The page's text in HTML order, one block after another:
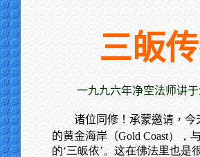
三皈
一九九六年净空法师讲
诸位同修！承蒙邀请，今
的黄金海岸（Gold Coast），
的‘三皈依’。这在佛法里也是